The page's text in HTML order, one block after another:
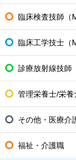
臨床検査技師（
臨床工学技士（
診療放射線技師
管理栄養士/栄養
その他・医療介
福祉・介護職